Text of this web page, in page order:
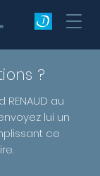
?
RENAUD au
lui un
ce